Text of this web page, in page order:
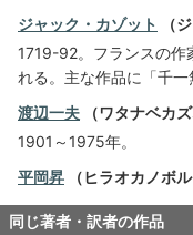
ジャック・カゾット
（
1719-92。フランスの作
れる。主な作品に「千一
渡辺一夫 （ワタナベカズ
1901～1975年。
平岡昇 （ヒラオカノボル
同じ著者・訳者の作品